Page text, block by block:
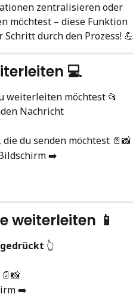
zentralisieren oder
möchtest – diese Funktion
durch den Prozess! 💪
💻
weiterleiten möchtest 📂
Nachricht
du senden möchtest 📄📸
➡️
📱
gedrückt 👆
➡️